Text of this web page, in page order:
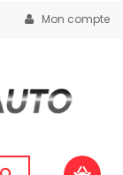
Mon compte